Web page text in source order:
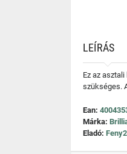
LEÍRÁS
Ez az
szükséges.
Ean:
Márka:
Eladó: